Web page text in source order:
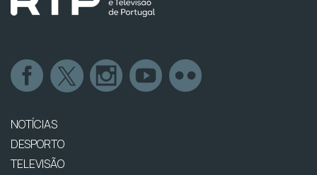
NOTÍCIAS
DESPORTO
TELEVISÃO